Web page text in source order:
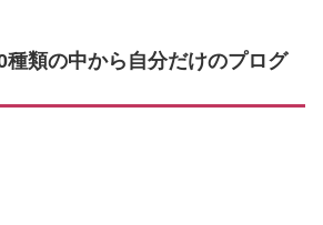
類の中から自分だけのプログ